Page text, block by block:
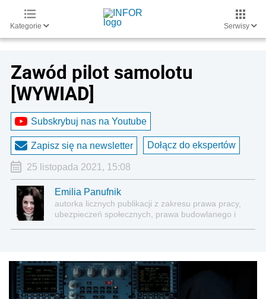
Kategorie Serwisy
Zawód pilot samolotu
[WYWIAD]
Subskrybuj nas na Youtube
Zapisz się na newsletter Dołącz do ekspertów
25 listopada 2021, 15:08
Emilia Panufnik
autorka licznych publikacji z zakresu prawa pracy,
ubezpieczeń społecznych, prawa budowlanego i